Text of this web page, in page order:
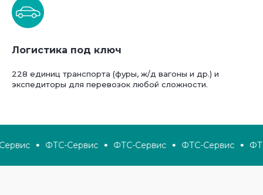
Логистика под ключ
228 единиц транспорта (фуры, ж/д вагоны и др.) и
экспедиторы для перевозок любой сложности.
ФТС-Сервис ФТС-Сервис ФТС-Сервис